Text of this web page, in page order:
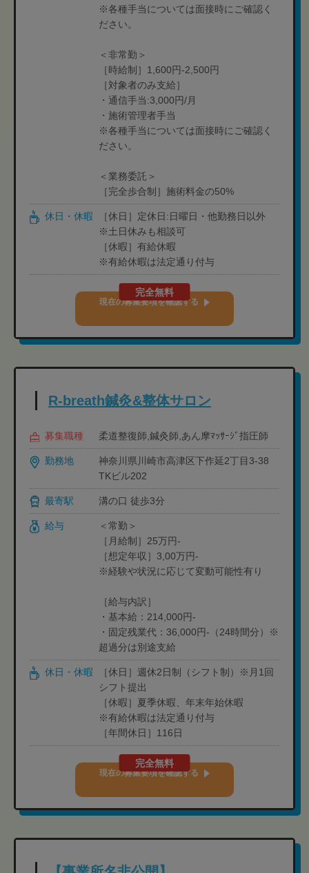
※各種手当については面接時にご確認く
ださい。
＜非常勤＞
［時給制］1,600円-2,500円
［対象者のみ支給］
・通信手当:3,000円/月
・施術管理者手当
※各種手当については面接時にご確認く
ださい。
＜業務委託＞
［完全歩合制］施術料金の50%
休日・休暇
［休日］定休日:日曜日・他勤務日以外
※土日休みも相談可
［休暇］有給休暇
※有給休暇は法定通り付与
完全無料
現在の募集要項を確認する
R-breath鍼灸&整体サロン
募集職種 柔道整復師,鍼灸師,あん摩ﾏｯｻｰｼﾞ指圧師
勤務地
神奈川県川崎市高津区下作延2丁目3-38
TKビル202
最寄駅 溝の口 徒歩3分
給与
＜常勤＞
［月給制］25万円-
［想定年収］3,00万円-
※経験や状況に応じて変動可能性有り
［給与内訳］
・基本給：214,000円-
・固定残業代：36,000円-（24時間分）※
超過分は別途支給
休日・休暇
［休日］週休2日制（シフト制）※月1回
シフト提出
［休暇］夏季休暇、年末年始休暇
※有給休暇は法定通り付与
［年間休日］116日
完全無料
現在の募集要項を確認する